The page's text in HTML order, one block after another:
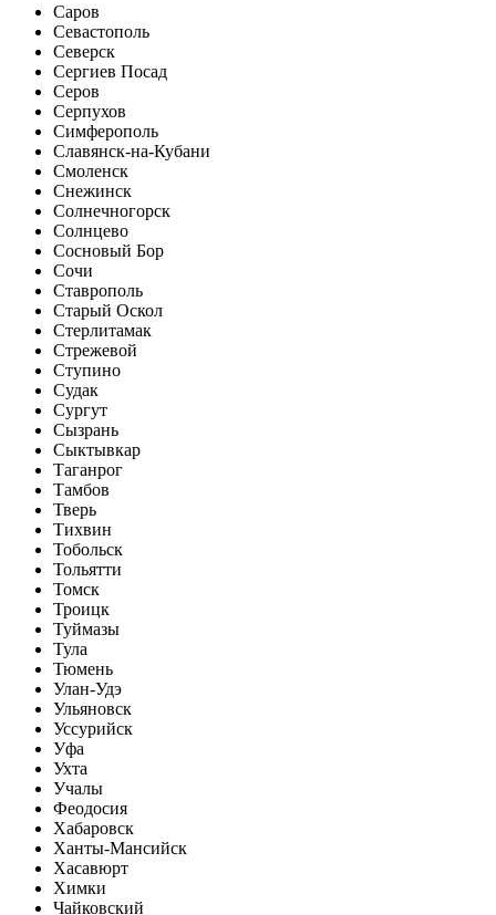
Саров
Севастополь
Северск
Сергиев Посад
Серов
Серпухов
Симферополь
Славянск-на-Кубани
Смоленск
Снежинск
Солнечногорск
Солнцево
Сосновый Бор
Сочи
Ставрополь
Старый Оскол
Стерлитамак
Стрежевой
Ступино
Судак
Сургут
Сызрань
Сыктывкар
Таганрог
Тамбов
Тверь
Тихвин
Тобольск
Тольятти
Томск
Троицк
Туймазы
Тула
Тюмень
Улан-Удэ
Ульяновск
Уссурийск
Уфа
Ухта
Учалы
Феодосия
Хабаровск
Ханты-Мансийск
Хасавюрт
Химки
Чайковский